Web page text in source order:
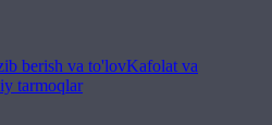
berish va to'lovKafolat va
tarmoqlar